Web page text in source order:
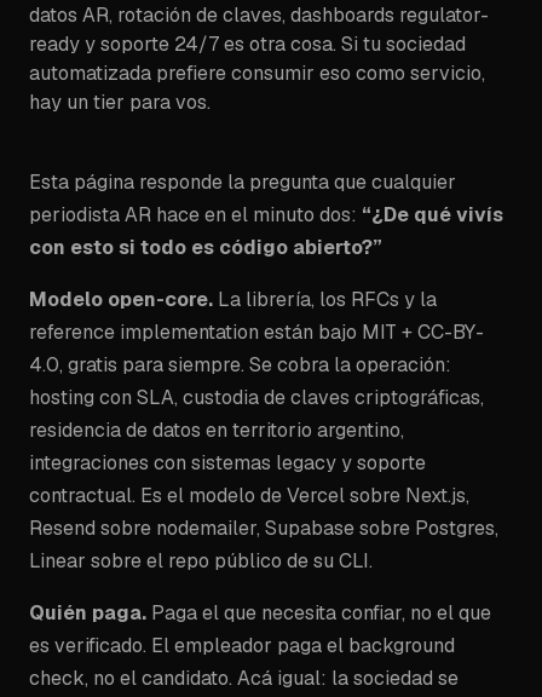
datos AR, rotación de claves, dashboards regulator-
ready y soporte 24/7 es otra cosa. Si tu sociedad
automatizada prefiere consumir eso como servicio,
hay un tier para vos.
Esta página responde la pregunta que cualquier
periodista AR hace en el minuto dos: “¿De qué vivís
con esto si todo es código abierto?”
Modelo open-core. La librería, los RFCs y la
reference implementation están bajo MIT + CC-BY-
4.0, gratis para siempre. Se cobra la operación:
hosting con SLA, custodia de claves criptográficas,
residencia de datos en territorio argentino,
integraciones con sistemas legacy y soporte
contractual. Es el modelo de Vercel sobre Next.js,
Resend sobre nodemailer, Supabase sobre Postgres,
Linear sobre el repo público de su CLI.
Quién paga. Paga el que necesita confiar, no el que
es verificado. El empleador paga el background
check, no el candidato. Acá igual: la sociedad se